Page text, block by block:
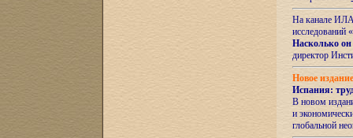
На канале ИЛА
исследований «
Насколько он
директор
Новое
Испания:
В новом
и
глобальной